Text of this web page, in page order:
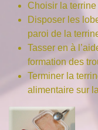
Choisir la
Disposer les
paroi de la
Tasser en à
formation des
Terminer la
alimentaire sur